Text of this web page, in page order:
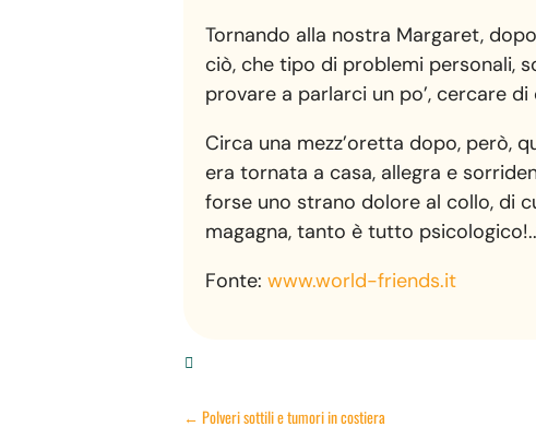
Tornando alla nostra Margaret,
ciò, che tipo di problemi personali,
provare a parlarci un po’, cercare
Circa una mezz’oretta dopo, però,
era tornata a casa, allegra e
forse uno strano dolore al collo, di
magagna, tanto è tutto
Fonte:www.world-friends.it

←Polveri sottili e tumori in costiera